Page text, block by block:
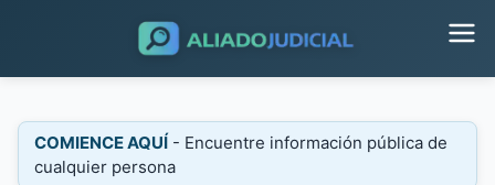
COMIENCE AQUÍ - Encuentre información pública de
cualquier persona